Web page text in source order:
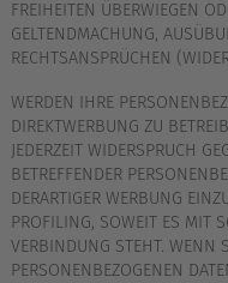
FREIHEITEN ÜBERWIEGEN
GELTENDMACHUNG,
RECHTSANSPRÜCHEN
WERDEN IHRE
DIREKTWERBUNG ZU
JEDERZEIT WIDERSPRUCH
BETREFFENDER
DERARTIGER WERBUNG
PROFILING, SOWEIT ES MIT
VERBINDUNG STEHT. WENN
PERSONENBEZOGENEN